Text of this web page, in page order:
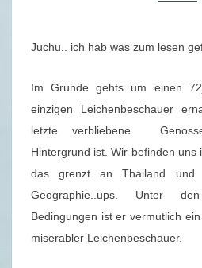
D
Juchu.. ich hab was zum lesen
Im Grunde gehts um einen
einzigen Leichenbeschauer
letzte verbliebene
Hintergrund ist. Wir befinden uns
das grenzt an Thailand
Geographie..ups. Unter
Bedingungen ist er vermutlich
miserabler Leichenbeschauer.